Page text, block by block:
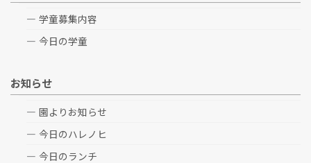
学童募集内容
今日の学童
お知らせ
園よりお知らせ
今日のハレノヒ
今日のランチ